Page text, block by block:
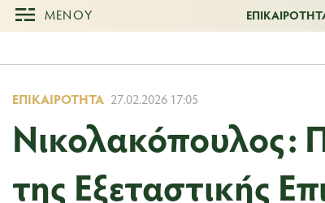
ΜΕΝΟΥ
ΕΠΙΚΑΙΡΌΤΗΤΑ 27.02.2026 17:05
Νικολακόπουλος:
της Εξεταστικής